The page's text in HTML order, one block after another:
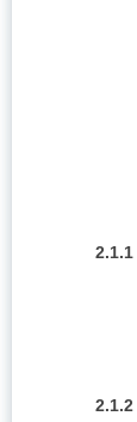
2.1.1
2.1.2